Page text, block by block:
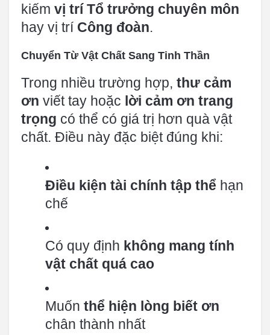
kiếm vị trí Tổ trưởng chuyên môn
hay vị trí Công đoàn.
Chuyển Từ Vật Chất Sang Tinh Thần
Trong nhiều trường hợp, thư cảm
ơn viết tay hoặc lời cảm ơn trang
trọng có thể có giá trị hơn quà vật
chất. Điều này đặc biệt đúng khi:
Điều kiện tài chính tập thể hạn
chế
Có quy định không mang tính
vật chất quá cao
Muốn thể hiện lòng biết ơn
chân thành nhất